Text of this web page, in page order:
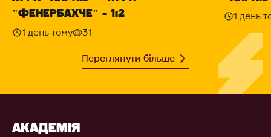
"ФЕНЕРБАХЧЕ" - 1:2
1 день тому 31
1 день
Переглянути більше
АКАДЕМІЯ